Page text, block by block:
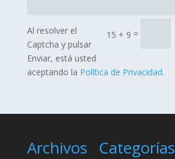
15 + 9 =
Al resolver el
Captcha y pulsar
Enviar, está usted
aceptando la Política de Privacidad.
Archivos Categorías